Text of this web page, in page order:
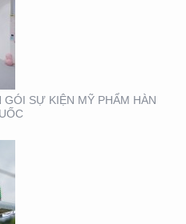
SỰ KIỆN MỸ PHẨM HÀN